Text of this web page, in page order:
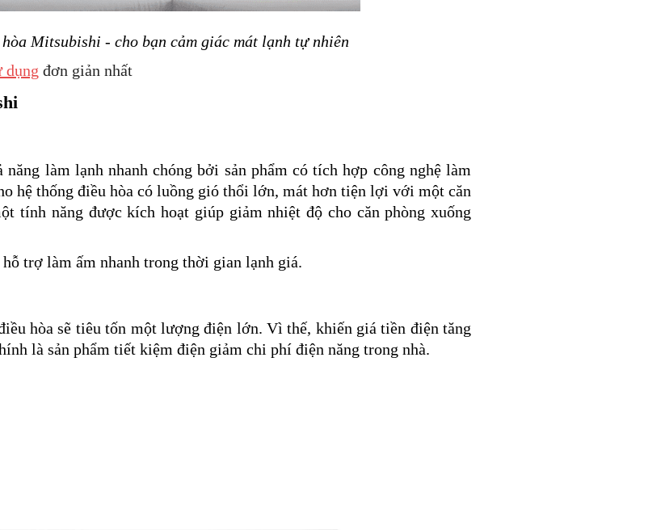
Mitsubishi - cho bạn cảm giác mát lạnh tự nhiên
dụng đơn giản nhất
làm lạnh nhanh chóng bởi sản phẩm có tích hợp công nghệ làm
hệ thống điều hòa có luồng gió thổi lớn, mát hơn tiện lợi với một căn
tính năng được kích hoạt giúp giảm nhiệt độ cho căn phòng xuống
trợ làm ấm nhanh trong thời gian lạnh giá.
hòa sẽ tiêu tốn một lượng điện lớn. Vì thế, khiến giá tiền điện tăng
là sản phẩm tiết kiệm điện giảm chi phí điện năng trong nhà.